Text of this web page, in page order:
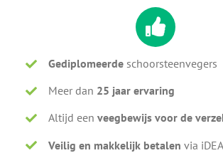
Gediplomeerde schoorsteenvegers
Meer dan 25 jaar ervaring
Altijd eenveegbewijs voor de
Veilig en makkelijk betalen via